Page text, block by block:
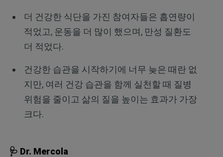
더 건강한 식단을 가진 참여자들은 흡연량이
적었고, 운동을 더 많이 했으며, 만성 질환도
더 적었다.
건강한 습관을 시작하기에 너무 늦은 때란 없
지만, 여러 건강 습관을 함께 실천할 때 질병
위험을 줄이고 삶의 질을 높이는 효과가 가장
크다.
🩺 Dr. Mercola